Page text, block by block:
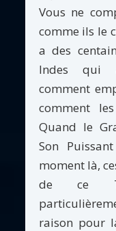
Vous ne
comme ils le
a des
Indes qui
comment
comment
Quand le
Son
moment là,
de ce
raison pour